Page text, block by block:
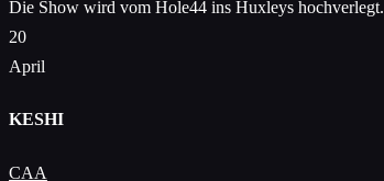
Die Show wird vom Hole44 ins Huxleys hochverlegt.
20
April
KESHI
CAA